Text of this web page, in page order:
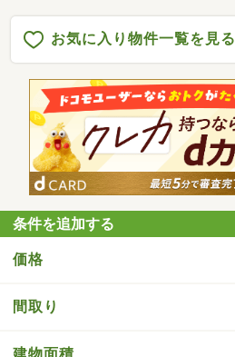
お気に入り物件一覧を見る
条件を追加する
価格
間取り